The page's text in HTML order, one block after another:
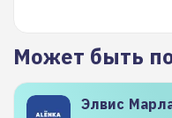
Может быть
Элвис